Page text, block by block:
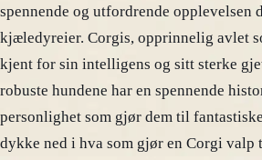
spennende og utfordrende opplevelsen
kjæledyreier. Corgis, opprinnelig avlet
kjent for sin intelligens og sitt sterke
robuste hundene har en spennende
personlighet som gjør dem til
dykke ned i hva som gjør en Corgi valp